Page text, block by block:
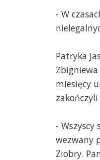
- W
Patryka
miesięcy
- Wszyscy
wezwany
Ziobry.